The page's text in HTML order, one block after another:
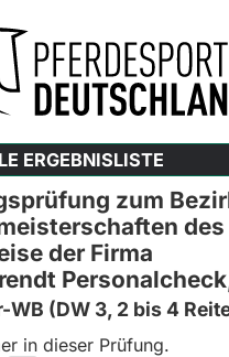
ERGEBNISLISTE
zum
der Firma
WB (DW 3, 2 bis 4
in dieser Prüfung.